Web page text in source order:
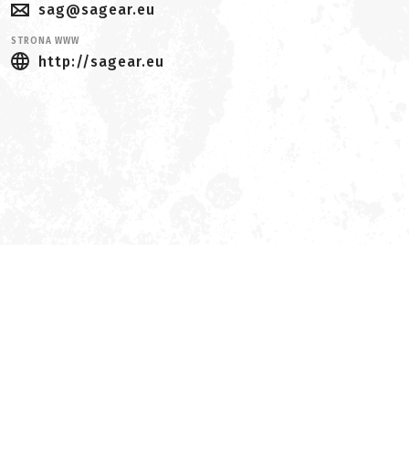
sag@sagear.eu
STRONA WWW
http://sagear.eu